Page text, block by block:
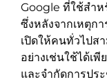
Google ที่ใช้สำ
ซึ่งหลังจากเหตุก
เปิดให้คนทั่วไปส
อย่างเช่นใช้ได้เ
และจำกัดการปร